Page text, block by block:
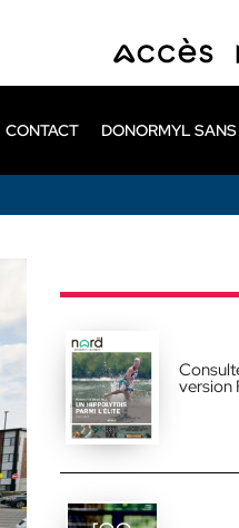
CONTACT DONORMYL SANS
version